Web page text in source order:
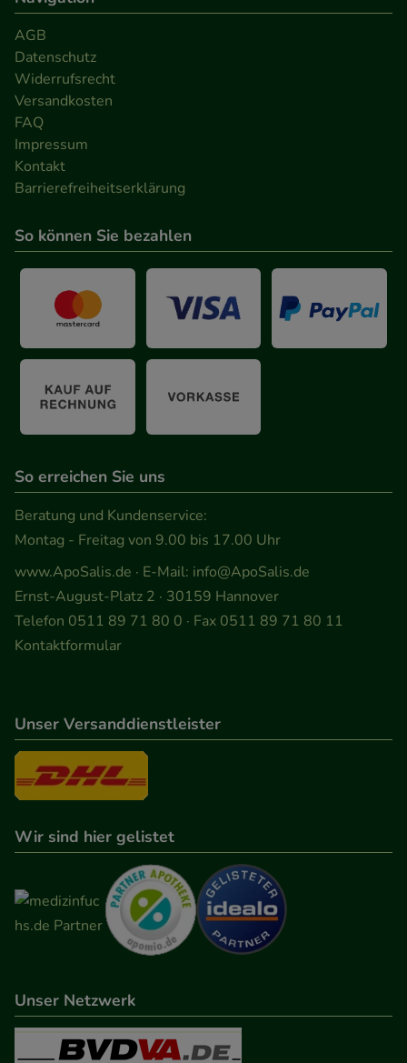
AGB
Datenschutz
Widerrufsrecht
Versandkosten
FAQ
Impressum
Kontakt
Barrierefreiheitserklärung
So können Sie bezahlen
So erreichen Sie uns
Beratung und Kundenservice:
Montag - Freitag von 9.00 bis 17.00 Uhr
www.ApoSalis.de · E-Mail: info@ApoSalis.de
Ernst-August-Platz 2 · 30159 Hannover
Telefon 0511 89 71 80 0 · Fax 0511 89 71 80 11
Kontaktformular
Unser Versanddienstleister
Wir sind hier gelistet
Unser Netzwerk